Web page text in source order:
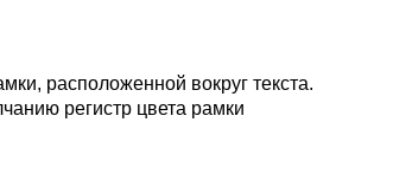
расположенной вокруг текста.
регистр цвета рамки